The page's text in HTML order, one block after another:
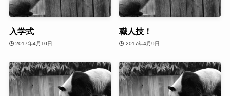
入学式
2017年4月10日
職人技！
2017年4月9日